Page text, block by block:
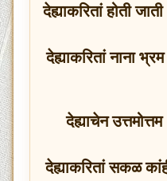
देह्याकरितां होती
देह्याकरितां नाना
देह्याचेन
देह्याकरितां सकळ